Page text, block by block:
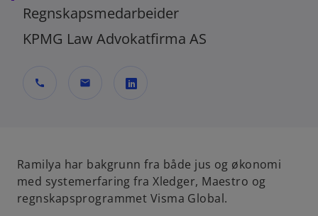
Regnskapsmedarbeider
KPMG Law Advokatfirma AS
call mail
n
s
i
Ramilya har bakgrunn fra både jus og økonomi
med systemerfaring fra Xledger, Maestro og
regnskapsprogrammet Visma Global.